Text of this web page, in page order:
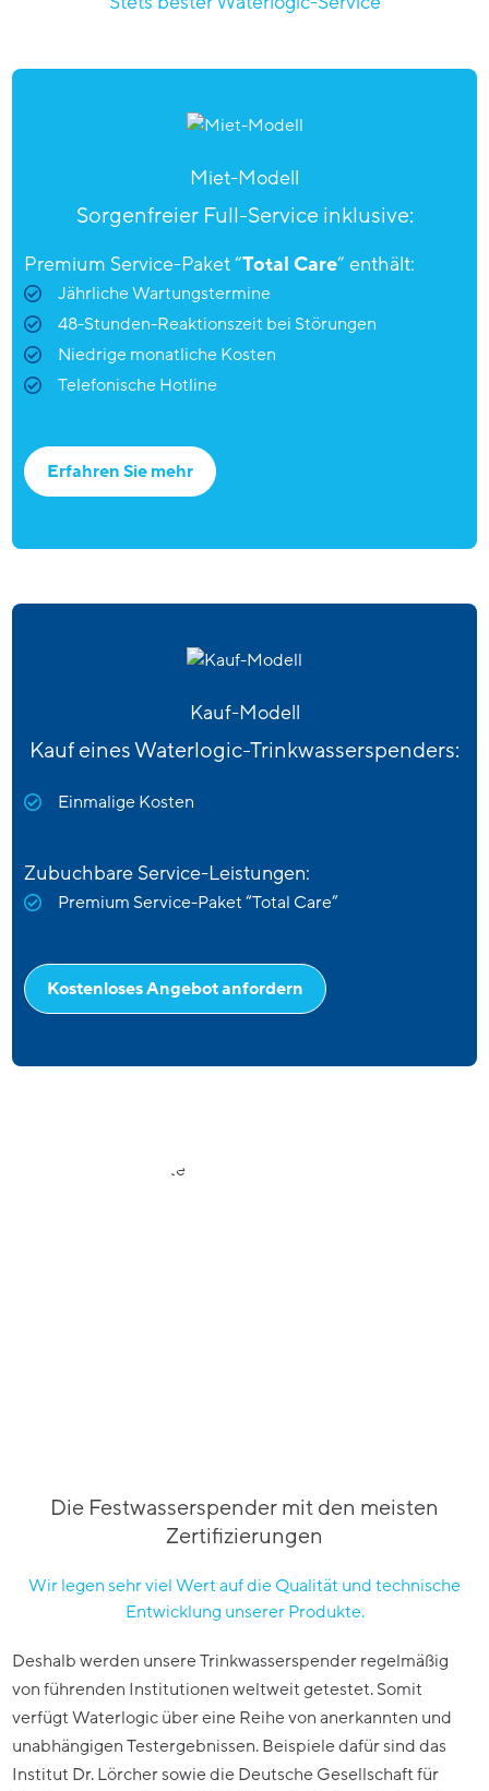
Miet-Modell
Sorgenfreier Full-Service inklusive:
Premium Service-Paket “Total Care” enthält:
Jährliche Wartungstermine
48-Stunden-Reaktionszeit bei Störungen
Niedrige monatliche Kosten
Telefonische Hotline
Erfahren Sie mehr
Kauf-Modell
Kauf eines Waterlogic-Trinkwasserspenders:
Einmalige Kosten
Zubuchbare Service-Leistungen:
Premium Service-Paket “Total Care”
Kostenloses Angebot anfordern
Die Festwasserspender mit den meisten
Zertifizierungen
Wir legen sehr viel Wert auf die Qualität und technische
Entwicklung unserer Produkte.
Deshalb werden unsere Trinkwasserspender regelmäßig
von führenden Institutionen weltweit getestet. Somit
verfügt Waterlogic über eine Reihe von anerkannten und
unabhängigen Testergebnissen. Beispiele dafür sind das
Institut Dr. Lörcher sowie die Deutsche Gesellschaft für